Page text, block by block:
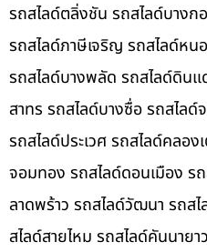
รถสไลด์ตลิ่งชัน รถสไลด์บาง
รถสไลด์ภาษีเจริญ รถสไลด์ห
รถสไลด์บางพลัด รถสไลด์ดิน
สาทร รถสไลด์บางซื่อ รถสไล
รถสไลด์ประเวศ รถสไลด์คลอ
จอมทอง รถสไลด์ดอนเมือง รถ
ลาดพร้าว รถสไลด์วัฒนา รถส
สไลด์สายไหม รถสไลด์คันนาย